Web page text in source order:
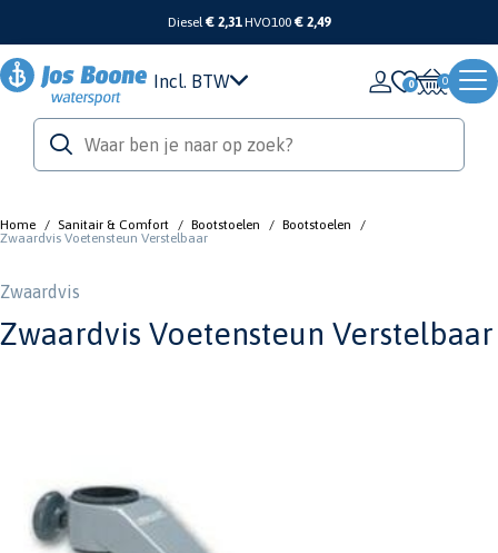
Diesel€ 2,31 HVO100 € 2,49
Incl. BTW 0
Home / Sanitair & Comfort / Bootstoelen / Bootstoelen
/
Zwaardvis Voetensteun Verstelbaar
Zwaardvis
Zwaardvis Voetensteun Verstelbaar